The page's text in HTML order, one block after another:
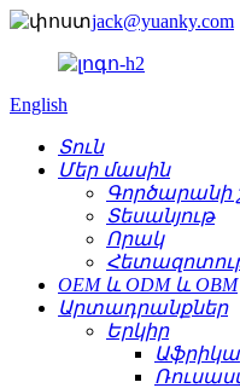
jack@yuanky.com
English
Տուն
Մեր մասին
Գործարանի
Տեսանյութ
Որակ
OEM և ODM և OBM
Արտադրանքներ
Երկիր
Աֆրիկա